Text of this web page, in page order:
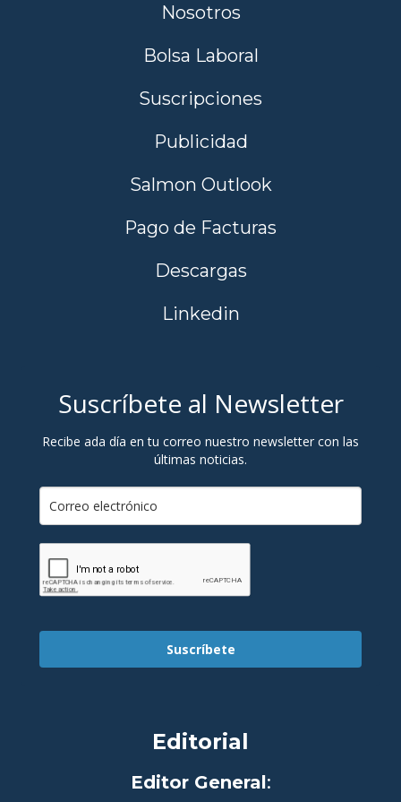
Nosotros
Bolsa Laboral
Suscripciones
Publicidad
Salmon Outlook
Pago de Facturas
Descargas
Linkedin
Suscríbete al Newsletter
Recibe ada día en tu correo nuestro newsletter con las
últimas noticias.
Suscríbete
Editorial
Editor General :